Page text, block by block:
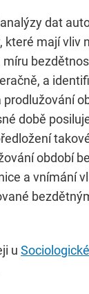
dat
které mají vliv
a
prodlužování
době
období
a vnímání
u